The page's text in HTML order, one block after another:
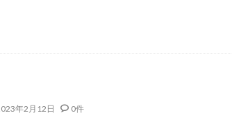
年2月12日 0件